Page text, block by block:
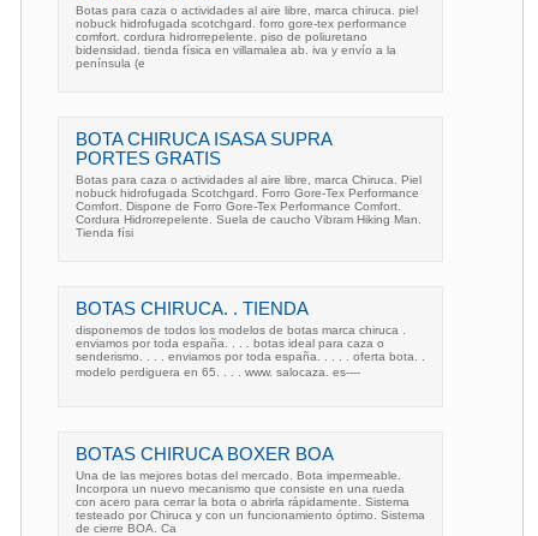
Botas para caza o actividades al aire libre, marca chiruca. piel
nobuck hidrofugada scotchgard. forro gore-tex performance
comfort. cordura hidrorrepelente. piso de poliuretano
bidensidad. tienda física en villamalea ab. iva y envío a la
península (e
BOTA CHIRUCA ISASA SUPRA
PORTES GRATIS
Botas para caza o actividades al aire libre, marca Chiruca. Piel
nobuck hidrofugada Scotchgard. Forro Gore-Tex Performance
Comfort. Dispone de Forro Gore-Tex Performance Comfort.
Cordura Hidrorrepelente. Suela de caucho Vibram Hiking Man.
Tienda físi
BOTAS CHIRUCA. . TIENDA
disponemos de todos los modelos de botas marca chiruca .
enviamos por toda españa. . . . botas ideal para caza o
senderismo. . . . enviamos por toda españa. . . . . oferta bota. .
modelo perdiguera en 65. . . . www. salocaza. es----
BOTAS CHIRUCA BOXER BOA
Una de las mejores botas del mercado. Bota impermeable.
Incorpora un nuevo mecanismo que consiste en una rueda
con acero para cerrar la bota o abrirla rápidamente. Sistema
testeado por Chiruca y con un funcionamiento óptimo. Sistema
de cierre BOA. Ca